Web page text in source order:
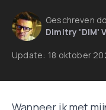
Geschreven
Dimitry 'DIM'
Update: 18 oktober
Wanneer ik met